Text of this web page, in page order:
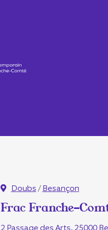
Doubs/ Besançon
Frac Franche-
2 Passage des Arts, 25000